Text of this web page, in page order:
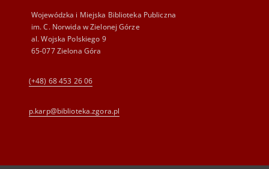
Wojewódzka i Miejska Biblioteka Publiczna
im. C. Norwida w Zielonej Górze
al. Wojska Polskiego 9
65-077 Zielona Góra
(+48) 68 453 26 06
p.karp@biblioteka.zgora.pl